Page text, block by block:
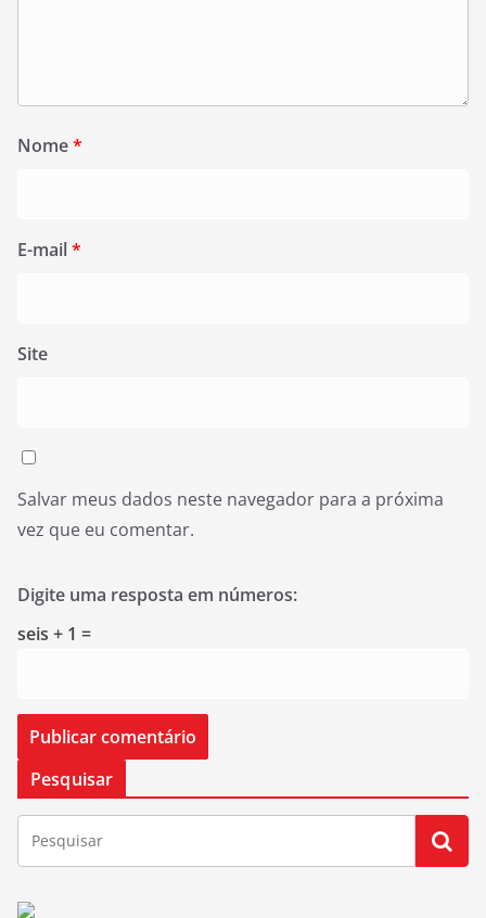
Nome*
E-mail*
Site
Salvar meus dados neste navegador para a próxima
vez que eu comentar.
Digite uma resposta em números:
seis + 1 =
Pesquisar